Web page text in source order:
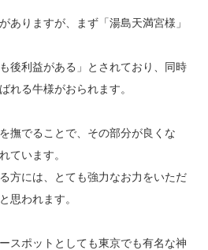
ありますが、まず「湯島天満宮様」
後利益がある」とされており、同時
れる牛様がおられます。
撫でることで、その部分が良くな
ています。
方には、とても強力なお力をいただ
思われます。
スポットとしても東京でも有名な神